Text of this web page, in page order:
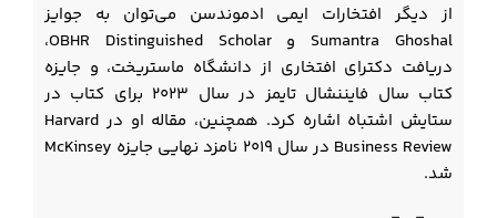
از دیگر افتخارات ایمی ادموندسن می‌توان به جوایز
Sumantra Ghoshal و OBHR Distinguished Scholar،
دریافت دکترای افتخاری از دانشگاه ماستریخت، و جایزه
کتاب سال فایننشال تایمز در سال ۲۰۲۳ برای کتاب در
ستایش اشتباه اشاره کرد. همچنین، مقاله او در Harvard
Business Review در سال ۲۰۱۹ نامزد نهایی جایزه McKinsey
شد.